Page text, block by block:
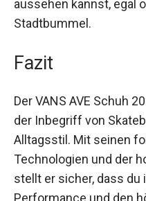
vollständig weißer
immer gut aussehen
Fazit
Der VANS AVE Schuh
der Inbegriff von
Alltagsstil. Mit seinen